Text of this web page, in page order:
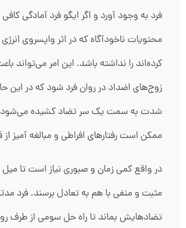
فرد به وجود ‌آورد و اگر ایگو فرد آمادگی کافی
محتویات ناخودآگاه که در اثر واپسروی
کرده‌اند را نداشته باشد. این امر می‌تواند
زوج‌های اضداد در روان فرد شود که در این
شدت به سمت یک سر تضاد کشیده می‌شود
ممکن است رفتارهای افراطی و مبالغه آمیز از
در واقع کمی زمان و صبوری نیاز است تا
مثبت و منفی با هم به تعادل برسند. فرد
تضادهایش بماند تا راه حل سومی از طرف